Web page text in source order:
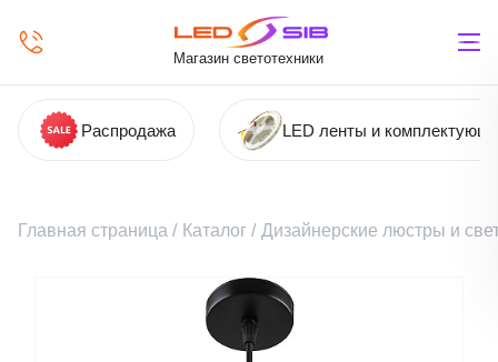
Магазин светотехники
Распродажа LED ленты и
Главная страница / Каталог / Дизайнерские люстры и